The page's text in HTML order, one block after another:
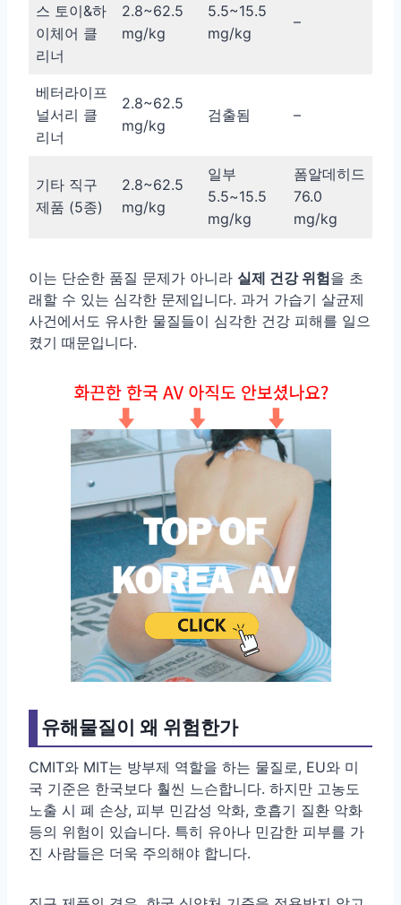
스 토이&하
이체어 클
리너
2.8~62.5
mg/kg
5.5~15.5
mg/kg
–
베터라이프
널서리 클
리너
2.8~62.5
mg/kg
검출됨 –
기타 직구
제품 (5종)
2.8~62.5
mg/kg
일부
5.5~15.5
mg/kg
폼알데히드
76.0
mg/kg
이는 단순한 품질 문제가 아니라 실제 건강 위험을 초
래할 수 있는 심각한 문제입니다. 과거 가습기 살균제
사건에서도 유사한 물질들이 심각한 건강 피해를 일으
켰기 때문입니다.
유해물질이 왜 위험한가
CMIT와 MIT는 방부제 역할을 하는 물질로, EU와 미
국 기준은 한국보다 훨씬 느슨합니다. 하지만 고농도
노출 시 폐 손상, 피부 민감성 악화, 호흡기 질환 악화
등의 위험이 있습니다. 특히 유아나 민감한 피부를 가
진 사람들은 더욱 주의해야 합니다.